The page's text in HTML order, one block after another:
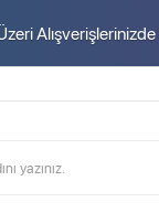
Alışverişlerinizde